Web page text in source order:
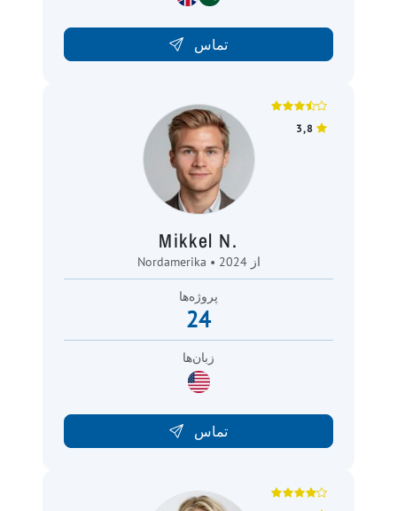
تماس
3,8
Mikkel N.
Nordamerika • از 2024
پروژه‌ها
24
زبان‌ها
تماس